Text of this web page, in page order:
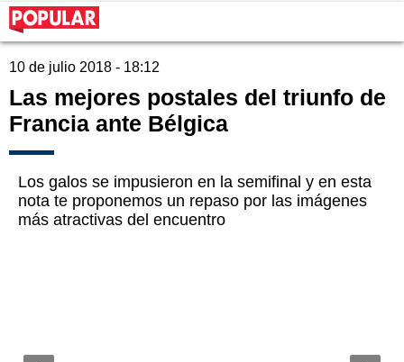
10 de julio 2018 - 18:12
Las mejores postales del triunfo de
Francia ante Bélgica
Los galos se impusieron en la semifinal y en esta
nota te proponemos un repaso por las imágenes
más atractivas del encuentro